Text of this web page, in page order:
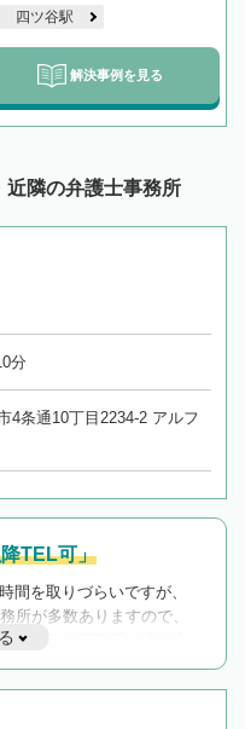
四ツ谷駅
解決事例を見る
近隣の弁護士事務所
分
4条通10丁目2234-2 アルフ
TEL可」
間を取りづらいですが、
所が多数ありますので、
のような事務所に絞り込